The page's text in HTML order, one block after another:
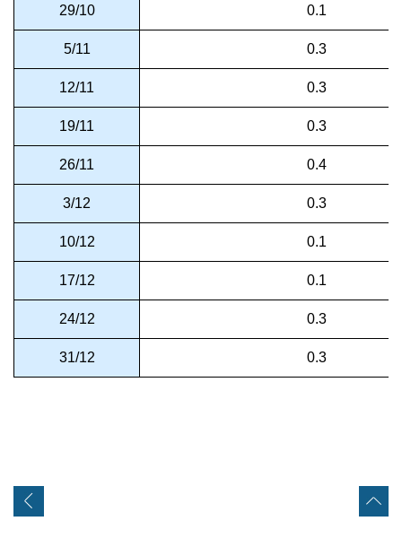
29/10 0.1
5/11 0.3
12/11 0.3
19/11 0.3
26/11 0.4
3/12 0.3
10/12 0.1
17/12 0.1
24/12 0.3
31/12 0.3